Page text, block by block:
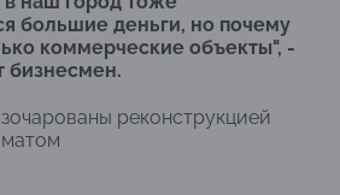
большие деньги, но почему
коммерческие объекты", -
бизнесмен.